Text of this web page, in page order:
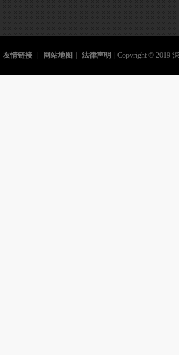
友情链接 网站地图 法律声明 | Copyright © 2019